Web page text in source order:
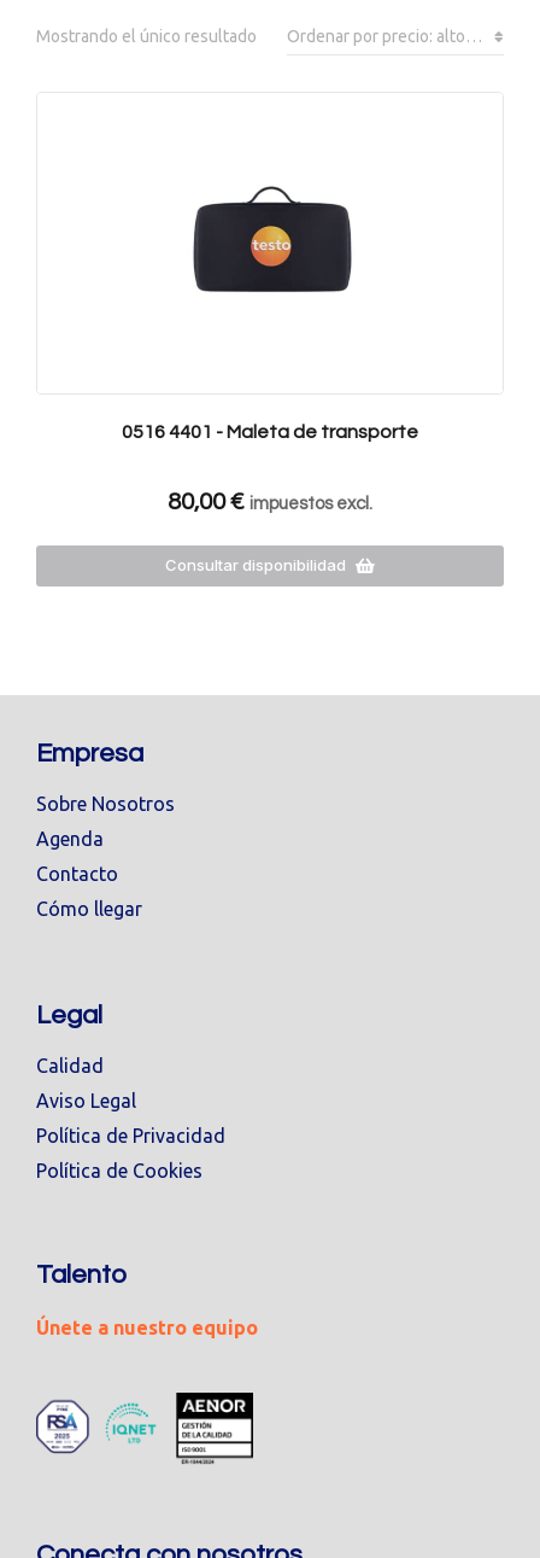
Mostrando el único resultado
0516 4401 - Maleta de transporte
80,00€ impuestos excl.
Consultar disponibilidad
Empresa
Sobre Nosotros
Agenda
Contacto
Cómo llegar
Legal
Calidad
Aviso Legal
Política de Privacidad
Política de Cookies
Talento
Únete a nuestro equipo